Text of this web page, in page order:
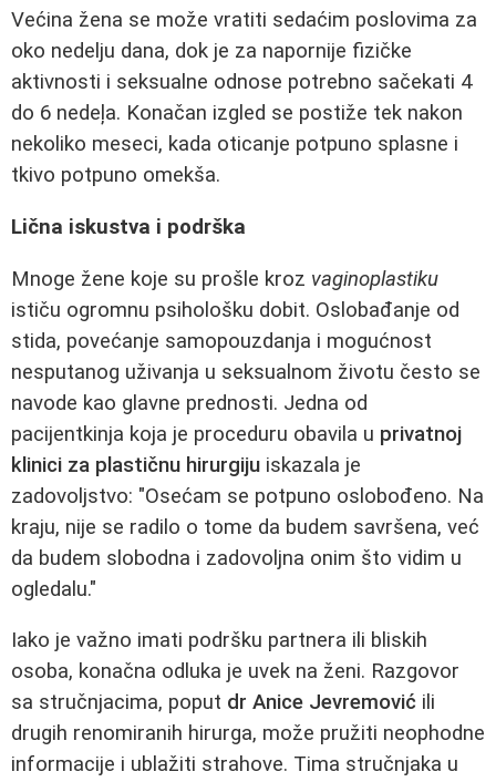
Većina žena se može vratiti sedaćim poslovima za
oko nedelju dana, dok je za napornije fizičke
aktivnosti i seksualne odnose potrebno sačekati 4
do 6 nedeļa. Konačan izgled se postiže tek nakon
nekoliko meseci, kada oticanje potpuno splasne i
tkivo potpuno omekša.
Lična iskustva i podrška
Mnoge žene koje su prošle kroz vaginoplastiku
ističu ogromnu psihološku dobit. Oslobađanje od
stida, povećanje samopouzdanja i mogućnost
nesputanog uživanja u seksualnom životu često se
navode kao glavne prednosti. Jedna od
pacijentkinja koja je proceduru obavila u privatnoj
klinici za plastičnu hirurgiju iskazala je
zadovoljstvo: "Osećam se potpuno oslobođeno. Na
kraju, nije se radilo o tome da budem savršena, već
da budem slobodna i zadovoljna onim što vidim u
ogledalu."
Iako je važno imati podršku partnera ili bliskih
osoba, konačna odluka je uvek na ženi. Razgovor
sa stručnjacima, poput dr Anice Jevremović ili
drugih renomiranih hirurga, može pružiti neophodne
informacije i ublažiti strahove. Tima stručnjaka u